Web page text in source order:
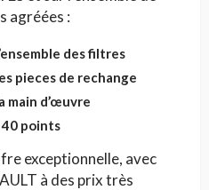
agréées :
des filtres
pieces de rechange
main d’œuvre
points
exceptionnelle, avec
à des prix très